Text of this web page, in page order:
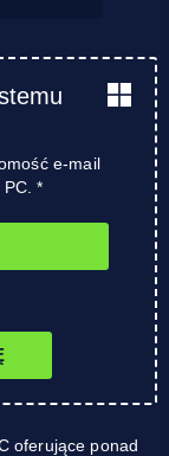
e-mail
*
oferujące ponad